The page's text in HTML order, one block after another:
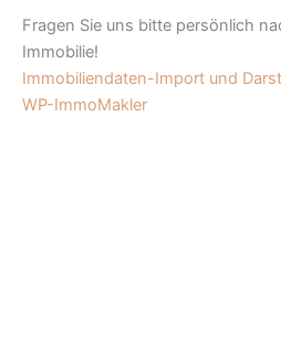
Fragen Sie uns bitte persönlich
Immobilie!
Immobiliendaten-Import und
WP-ImmoMakler